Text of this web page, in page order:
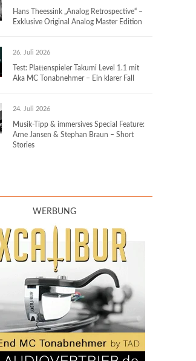
Hans Theessink „Analog Retrospective“ –
Exklusive Original Analog Master Edition
26. Juli 2026
Test: Plattenspieler Takumi Level 1.1 mit
Aka MC Tonabnehmer – Ein klarer Fall
24. Juli 2026
Musik-Tipp & immersives Special Feature:
Arne Jansen & Stephan Braun – Short
Stories
WERBUNG